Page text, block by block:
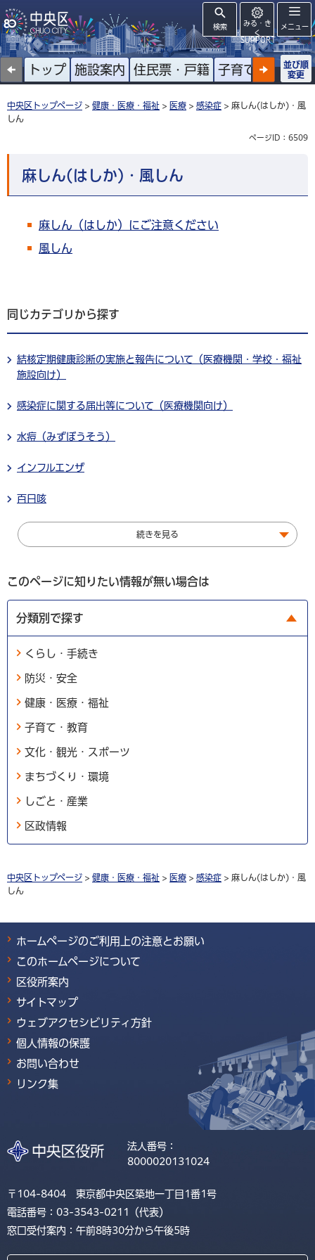
検索
みる・き
く
SUPPORT
メニュー
トップ 施設案内 住民票・戸籍 子育て 高齢者
並び順
変更
中央区トップページ > 健康・医療・福祉 > 医療 > 感染症 > 麻しん(はしか)・風
しん
ページID：6509
麻しん(はしか)・風しん
麻しん（はしか）にご注意ください
風しん
同じカテゴリから探す
結核定期健康診断の実施と報告について（医療機関・学校・福祉
施設向け）
感染症に関する届出等について（医療機関向け）
水痘（みずぼうそう）
インフルエンザ
百日咳
続きを見る
このページに知りたい情報が無い場合は
分類別で探す
くらし・手続き
防災・安全
健康・医療・福祉
子育て・教育
文化・観光・スポーツ
まちづくり・環境
しごと・産業
区政情報
中央区トップページ > 健康・医療・福祉 > 医療 > 感染症 > 麻しん(はしか)・風
しん
ホームページのご利用上の注意とお願い
このホームページについて
区役所案内
サイトマップ
ウェブアクセシビリティ方針
個人情報の保護
お問い合わせ
リンク集
法人番号：
8000020131024
〒104-8404 東京都中央区築地一丁目1番1号
電話番号：03-3543-0211（代表）
窓口受付案内：午前8時30分から午後5時